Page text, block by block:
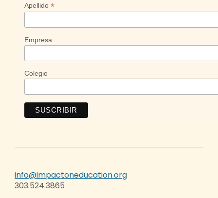
Apellido *
Empresa
Colegio
info@impactoneducation.org
303.524.3865